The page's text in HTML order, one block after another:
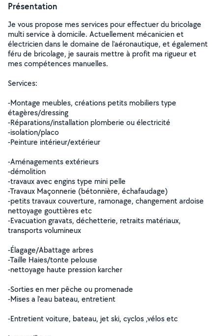
Présentation
Je vous propose mes services pour effectuer du bricolage
multi service à domicile. Actuellement mécanicien et
électricien dans le domaine de l'aéronautique, et également
féru de bricolage, je saurais mettre à profit ma rigueur et
mes compétences manuelles.
Services:
-Montage meubles, créations petits mobiliers type
étagères/dressing
-Réparations/installation plomberie ou électricité
-isolation/placo
-Peinture intérieur/extérieur
-Aménagements extérieurs
-démolition
-travaux avec engins type mini pelle
-Travaux Maçonnerie (bétonnière, échafaudage)
-petits travaux couverture, ramonage, changement ardoise
nettoyage gouttières etc
-Evacuation gravats, déchetterie, retraits matériaux,
transports volumineux
-Élagage/Abattage arbres
-Taille Haies/tonte pelouse
-nettoyage haute pression karcher
-Sorties en mer pêche ou promenade
-Mises a l'eau bateau, entretient
-Entretient voiture, bateau, jet ski, cyclos ,vélos etc